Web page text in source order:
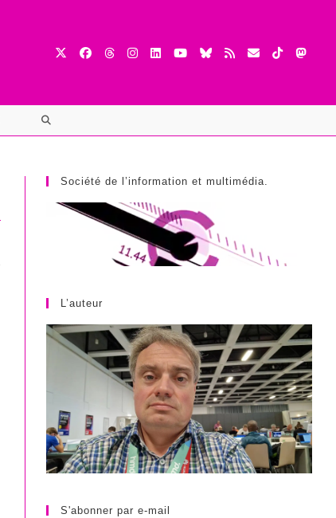
TOGGLE
SEARCH
Société de l’information et multimédia.
L’auteur
S'abonner par e-mail